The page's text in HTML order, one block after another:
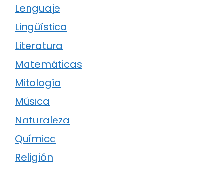
Lenguaje
Lingüística
Literatura
Matemáticas
Mitología
Música
Naturaleza
Química
Religión